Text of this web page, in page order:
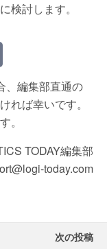
検討します。
、編集部直通の
れば幸いです。
。
TODAY編集部
today.com
次の投稿